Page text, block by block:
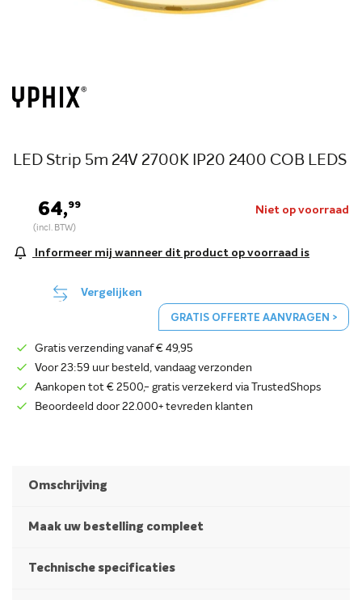
LED Strip 5m 24V 2700K IP20 2400 COB LEDS
64,99 Niet op voorraad
Informeer mij wanneer dit product op voorraad is
Vergelijken
GRATIS OFFERTE AANVRAGEN >
Gratis verzending vanaf € 49,95
Voor 23:59 uur besteld, vandaag verzonden
Aankopen tot € 2500,- gratis verzekerd via TrustedShops
Beoordeeld door 22.000+ tevreden klanten
Omschrijving
Maak uw bestelling compleet
Technische specificaties